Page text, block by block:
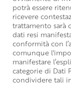
potrà essere
ricevere
trattamento sarà
dati resi
conformità con
comunque
manifestare
categorie di Dati
condividere tali